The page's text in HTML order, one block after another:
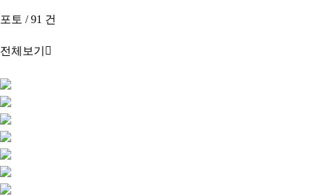
포토 / 91 건
전체보기